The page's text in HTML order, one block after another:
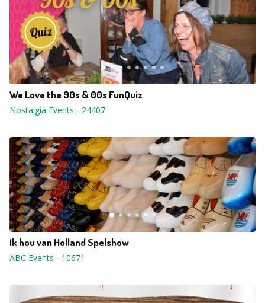
We Love the 90s & 00s FunQuiz
Nostalgia Events - 24407
Ik hou van Holland Spelshow
ABC Events - 10671